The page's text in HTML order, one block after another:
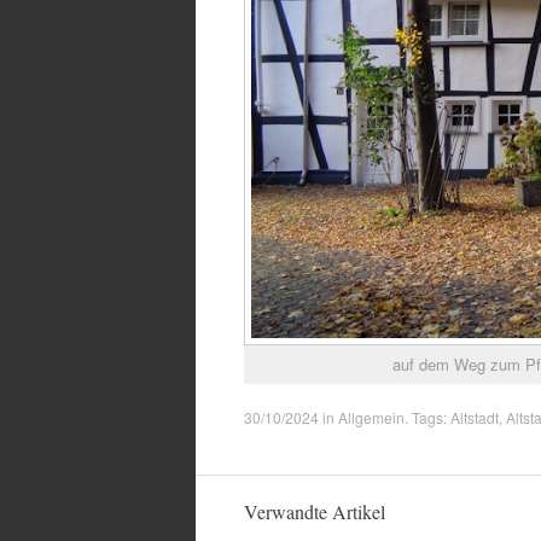
auf dem Weg zum
30/10/2024 in Allgemein . Tags:Altstadt
Verwandte Artikel